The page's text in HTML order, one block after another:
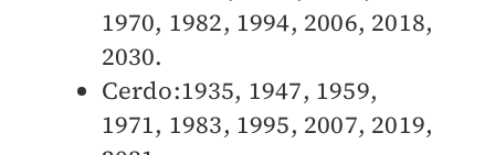
1970, 1982, 1994, 2006, 2018,
2030.
Cerdo:1935, 1947, 1959,
1971, 1983, 1995, 2007, 2019,